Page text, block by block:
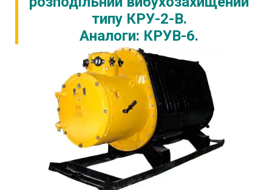
типу КРУ-2-В.
Аналоги: КРУВ-6.